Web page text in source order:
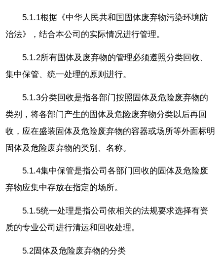
5.1.1根据《中华人民共和国固体废弃物污染环境防
治法》，结合本公司的实际情况进行管理。
5.1.2所有固体及废弃物的管理必须遵照分类回收、
集中保管、统一处理的原则进行。
5.1.3分类回收是指各部门按照固体及危险废弃物的
类别，将各部门产生的固体及危险废弃物分类以后再回
收，应在盛装固体及危险废弃物的容器或场所等外面标明
固体及危险废弃物的类别、名称。
5.1.4集中保管是指公司各部门回收的固体及危险废
弃物应集中存放在指定的场所。
5.1.5统一处理是指公司依相关的法规要求选择有资
质的专业公司进行清运和回收处理。
5.2固体及危险废弃物的分类